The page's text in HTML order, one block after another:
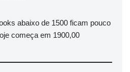
abaixo de 1500 ficam pouco
começa em 1900,00